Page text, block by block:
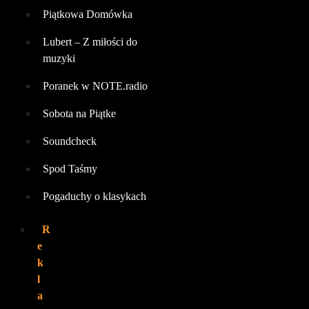
Piątkowa Domówka
Lubert – Z miłości do
muzyki
Poranek w NOTE.radio
Sobota na Piątke
Soundcheck
Spod Taśmy
Pogaduchy o klasykach
R
e
k
l
a